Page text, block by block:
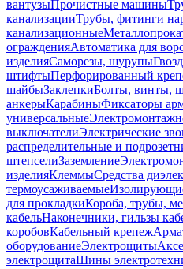
вантузыПрочистные машины
канализацииТрубы, фитинги
канализационные
огражденияАвтоматика для
изделияСаморезы, шурупы
штифтыПерфорированный
шайбыЗаклепкиБолты, винты,
анкерыКарабиныФиксаторы
универсальные
выключателиЭлектрические
распределительные и
штепселиЗаземление
изделияКлеммыСредства
термоусаживаемые
для прокладкиКороба, трубы,
кабельНаконечники, гильзы
коробовКабельный крепеж
оборудованиеЭлектрощиты
электрощитаШины